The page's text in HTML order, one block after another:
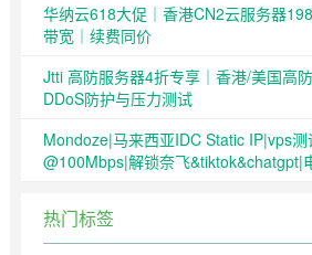
华纳云618大促｜香港CN2云服务器
带宽｜续费同价
Jtti 高防服务器4折专享｜香港/美国高
DDoS防护与压力测试
Mondoze|马来西亚IDC Static IP|vps
@100Mbps|解锁奈飞&tiktok&chatgpt|
热门标签